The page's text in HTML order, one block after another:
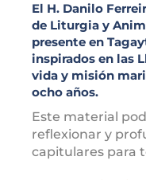
El H. Danilo
de Liturgia y
presente en
inspirados en las
vida y misión
ocho años.
Este material
reflexionar y
capitulares para